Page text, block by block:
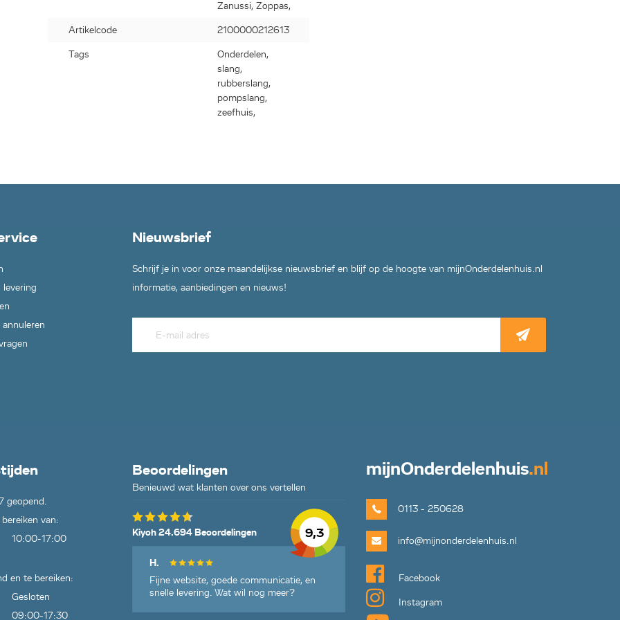
Zanussi, Zoppas,
Artikelcode 2100000212613
Tags
Onderdelen,
slang,
rubberslang,
pompslang,
zeefhuis,
levering
Nieuwsbrief
Schrijf je in voor onze maandelijkse nieuwsbrief en blijf op de hoogte van mijnOnderdelenhuis.nl
informatie, aanbiedingen en nieuws!
geopend.
van:
10:00-17:00
en te bereiken:
Gesloten
09:00-17:30
Beoordelingen
Benieuwd wat klanten over ons vertellen
9,3
Kiyoh 24.694 Beoordelingen
H.
Fijne website, goede communicatie, en
snelle levering. Wat wil nog meer?
mijnOnderdelenhuis.nl
0113 - 250628
info@mijnonderdelenhuis.nl
Facebook
Instagram